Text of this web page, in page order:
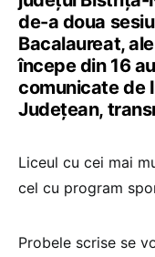
de-a doua
Bacalaureat,
începe din 16
comunicate de
Judeţean,
Liceul cu cei mai
cel cu program
Probele scrise se